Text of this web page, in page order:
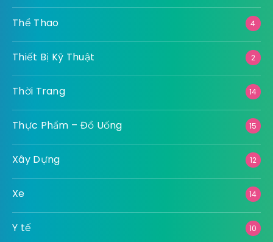
Thể Thao 4
Thiết Bị Kỹ Thuật 2
Thời Trang 14
Thực Phẩm – Đồ Uống 15
Xây Dựng 12
Xe 14
Y tế 10